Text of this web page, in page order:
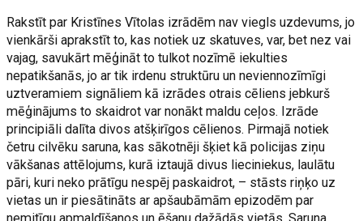
Rakstīt par Kristīnes Vītolas izrādēm nav viegls uzdevums, jo
vienkārši aprakstīt to, kas notiek uz skatuves, var, bet nez vai
vajag, savukārt mēģināt to tulkot nozīmē iekulties
nepatikšanās, jo ar tik irdenu struktūru un neviennozīmīgi
uztveramiem signāliem kā izrādes otrais cēliens jebkurš
mēģinājums to skaidrot var nonākt maldu ceļos. Izrāde
principiāli dalīta divos atšķirīgos cēlienos. Pirmajā notiek
četru cilvēku saruna, kas sākotnēji šķiet kā policijas ziņu
vākšanas attēlojums, kurā iztaujā divus lieciniekus, laulātu
pāri, kuri neko prātīgu nespēj paskaidrot, – stāsts riņķo uz
vietas un ir piesātināts ar apšaubāmām epizodēm par